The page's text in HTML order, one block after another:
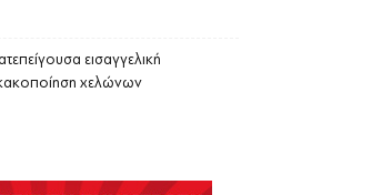
εισαγγελική
χελώνων